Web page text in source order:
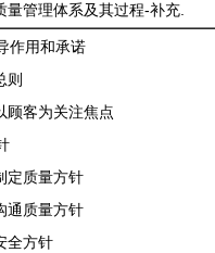
量管理体系及其过程-补充.
作用和承诺
则
顾客为关注焦点
定质量方针
通质量方针
全方针